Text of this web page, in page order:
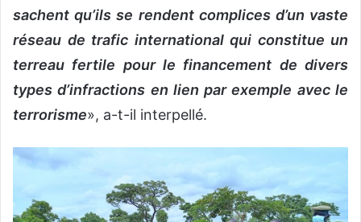
sachent qu’ils se rendent complices d’un vaste
réseau de trafic international qui constitue un
terreau fertile pour le financement de divers
types d’infractions en lien par exemple avec le
terrorisme», a-t-il interpellé.